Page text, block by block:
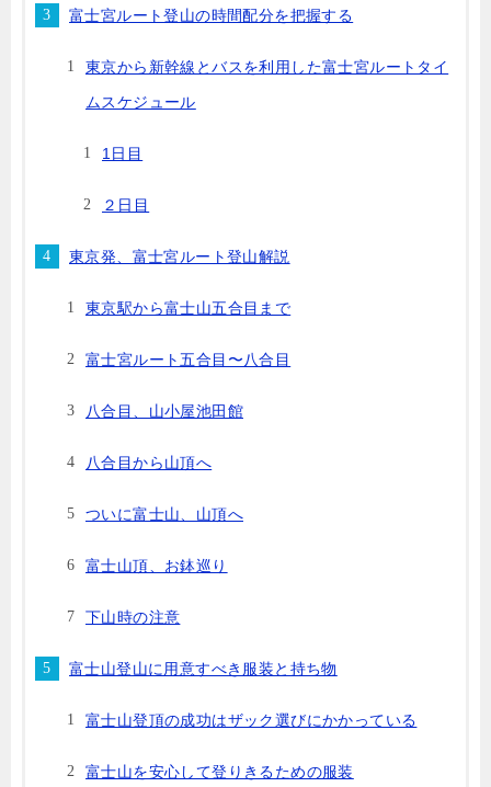
富士宮ルート登山の時間配分を把握する
東京から新幹線とバスを利用した富士宮ルートタイ
ムスケジュール
1日目
２日目
東京発、富士宮ルート登山解説
東京駅から富士山五合目まで
富士宮ルート五合目〜八合目
八合目、山小屋池田館
八合目から山頂へ
ついに富士山、山頂へ
富士山頂、お鉢巡り
下山時の注意
富士山登山に用意すべき服装と持ち物
富士山登頂の成功はザック選びにかかっている
富士山を安心して登りきるための服装